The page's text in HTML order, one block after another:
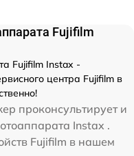
Fujifilm
Fujifilm Instax -
центра Fujifilm в
проконсультирует и
Instax .
Fujifilm в нашем